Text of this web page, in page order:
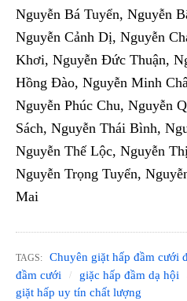
Nguyễn Bá Tuyển, Nguyễn
Nguyễn Cảnh Dị, Nguyễn
Khơi, Nguyễn Đức Thuận,
Hồng Đào, Nguyễn Minh
Nguyễn Phúc Chu, Nguyễn
Sách, Nguyễn Thái Bình,
Nguyễn Thế Lộc, Nguyễn
Nguyễn Trọng Tuyển,
Mai
TAGS: Chuyên giặt hấp đầm cưới
đầm cưới
giặc hấp đầm dạ hội
giặt hấp uy tín chất lượng